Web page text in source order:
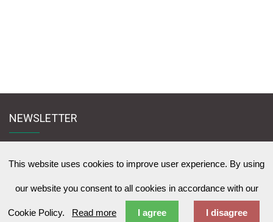
NEWSLETTER
This website uses cookies to improve user experience. By using
our website you consent to all cookies in accordance with our
Cookie Policy. Read more I agree I disagree